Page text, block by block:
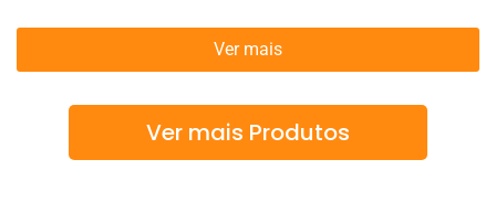
Ver mais
Ver mais Produtos